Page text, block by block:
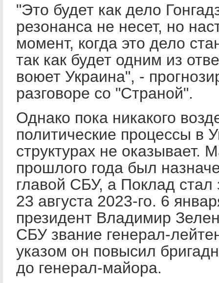
"Это будет как дело
резонанса не несет, но
момент, когда это дело
так как будет одним из
воюет Украина", -
разговоре со "Страной".
Однако пока никакого
политические процессы в
структурах не оказывает.
прошлого года был
главой СБУ, а Поклад
23 августа 2023-го. 6
президент Владимир
СБУ звание генерал-
указом он повысил
до генерал-майора.